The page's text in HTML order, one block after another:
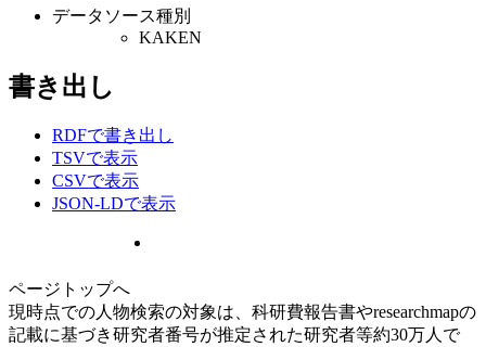
データソース種別
KAKEN
書き出し
RDFで書き出し
TSVで表示
CSVで表示
JSON-LDで表示
ページトップへ
現時点での人物検索の対象は、科研費報告書やresearchmapの
記載に基づき研究者番号が推定された研究者等約30万人で